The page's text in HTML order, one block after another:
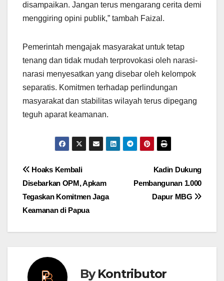
disampaikan. Jangan terus mengarang cerita demi
menggiring opini publik,” tambah Faizal.
Pemerintah mengajak masyarakat untuk tetap
tenang dan tidak mudah terprovokasi oleh narasi-
narasi menyesatkan yang disebar oleh kelompok
separatis. Komitmen terhadap perlindungan
masyarakat dan stabilitas wilayah terus dipegang
teguh aparat keamanan.
Post
navigation
Kadin Dukung
Pembangunan 1.000
Dapur MBG
Hoaks Kembali
Disebarkan OPM, Apkam
Tegaskan Komitmen Jaga
Keamanan di Papua
ByKontributor